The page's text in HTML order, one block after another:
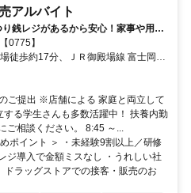
アルバイト
銭レジがあるから安心！家事や用事
有
0775】
徒歩約17分、ＪＲ御殿場線 富士岡徒
富士山口徒歩約55分
ご提出 ※店舗による 家庭と両立して
る学生さんも多数活躍中！ 扶養内勤
相談ください。 8:45 ～...
ポイント ＞ ・未経験9割以上／研修
ジ導入で金額ミスなし ・うれしい社
ドラッグストアでの接客・販売のお